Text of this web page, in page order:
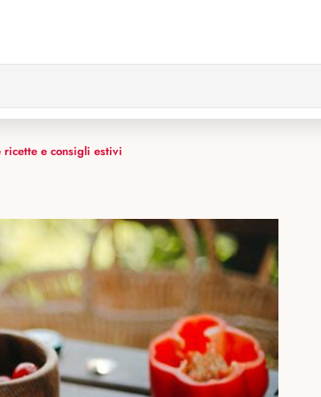
ricette e consigli estivi